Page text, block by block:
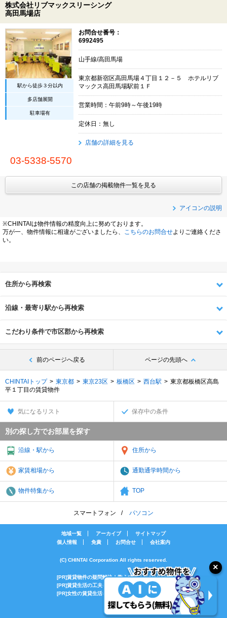
株式会社リブマックスリーシング
高田馬場店
駅から徒歩３分以内
多店舗展開
駐車場有
お問合せ番号：
6992495
山手線/高田馬場
東京都新宿区高田馬場４丁目１２－５ ホテルリブ
マックス高田馬場駅前１Ｆ
営業時間：午前9時～午後19時
定休日：無し
店舗の詳細を見る
03-5338-5570
この店舗の掲載物件一覧を見る
アイコンの説明
※CHINTAIは物件情報の精度向上に努めております。
万が一、物件情報に相違がございましたら、
こちらのお問合せよりご連絡くださ
い。
住所から再検索
沿線・最寄り駅から再検索
こだわり条件で市区郡から再検索
前のページへ戻る ページの先頭へ
CHINTAIトップ 東京都 東京23区 板橋区 西台駅
東京都板橋区高島
平１丁目の賃貸物件
気になるリスト 保存中の条件
別の探し方でお部屋を探す
沿線・駅から 住所から
家賃相場から 通勤通学時間から
物件特集から TOP
スマートフォン パソコン
地域一覧 アーカイブ
サイトマップ
個人情報
免責 お問合せ 会社案内
(C) CHINTAI Corporation All rights reserved.
[PR]賃貸物件の疑問解決！教えてエイブルAGENT
[PR]賃貸生活の工夫を紹介！CHINTAI情報局
[PR]女性の賃貸生活を応援！Woman.CHINTAI